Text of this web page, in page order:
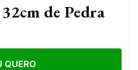
de Pedra
QUERO